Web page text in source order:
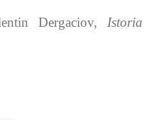
Dergaciov, Istoria